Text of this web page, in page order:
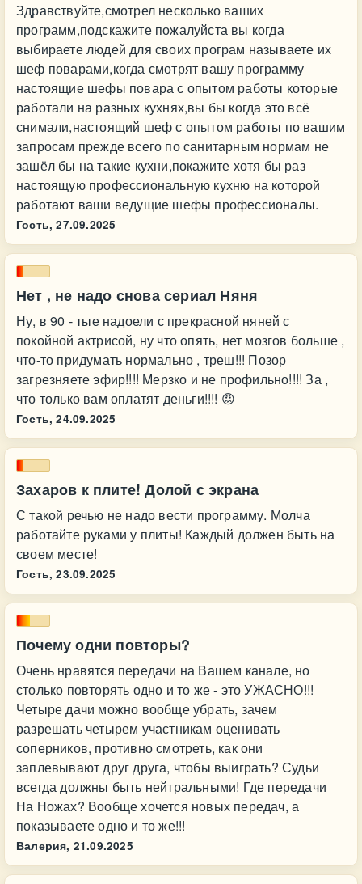
Здравствуйте,смотрел несколько ваших
программ,подскажите пожалуйста вы когда
выбираете людей для своих програм называете их
шеф поварами,когда смотрят вашу программу
настоящие шефы повара с опытом работы которые
работали на разных кухнях,вы бы когда это всё
снимали,настоящий шеф с опытом работы по вашим
запросам прежде всего по санитарным нормам не
зашёл бы на такие кухни,покажите хотя бы раз
настоящую профессиональную кухню на которой
работают ваши ведущие шефы профессионалы.
Гость, 27.09.2025
Нет , не надо снова сериал Няня
Ну, в 90 - тые надоели с прекрасной няней с
покойной актрисой, ну что опять, нет мозгов больше ,
что-то придумать нормально , треш!!! Позор
загрезняете эфир!!!! Мерзко и не профильно!!!! За ,
что только вам оплатят деньги!!!! 😡
Гость, 24.09.2025
Захаров к плите! Долой с экрана
С такой речью не надо вести программу. Молча
работайте руками у плиты! Каждый должен быть на
своем месте!
Гость, 23.09.2025
Почему одни повторы?
Очень нравятся передачи на Вашем канале, но
столько повторять одно и то же - это УЖАСНО!!!
Четыре дачи можно вообще убрать, зачем
разрешать четырем участникам оценивать
соперников, противно смотреть, как они
заплевывают друг друга, чтобы выиграть? Судьи
всегда должны быть нейтральными! Где передачи
На Ножах? Вообще хочется новых передач, а
показываете одно и то же!!!
Валерия, 21.09.2025